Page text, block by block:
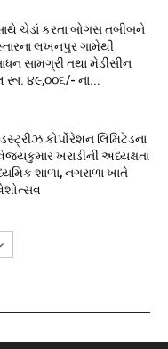
ચેડાં કરતા બોગસ તબીબને
લખનપુર ગામેથી
સામગ્રી તથા મેડીસીન
૪૯,૦૦૬/- ના...
કોર્પોરેશન લિમિટેડના
ખરાડીની અધ્યક્ષતા
શાળા, નગરાળા ખાતે